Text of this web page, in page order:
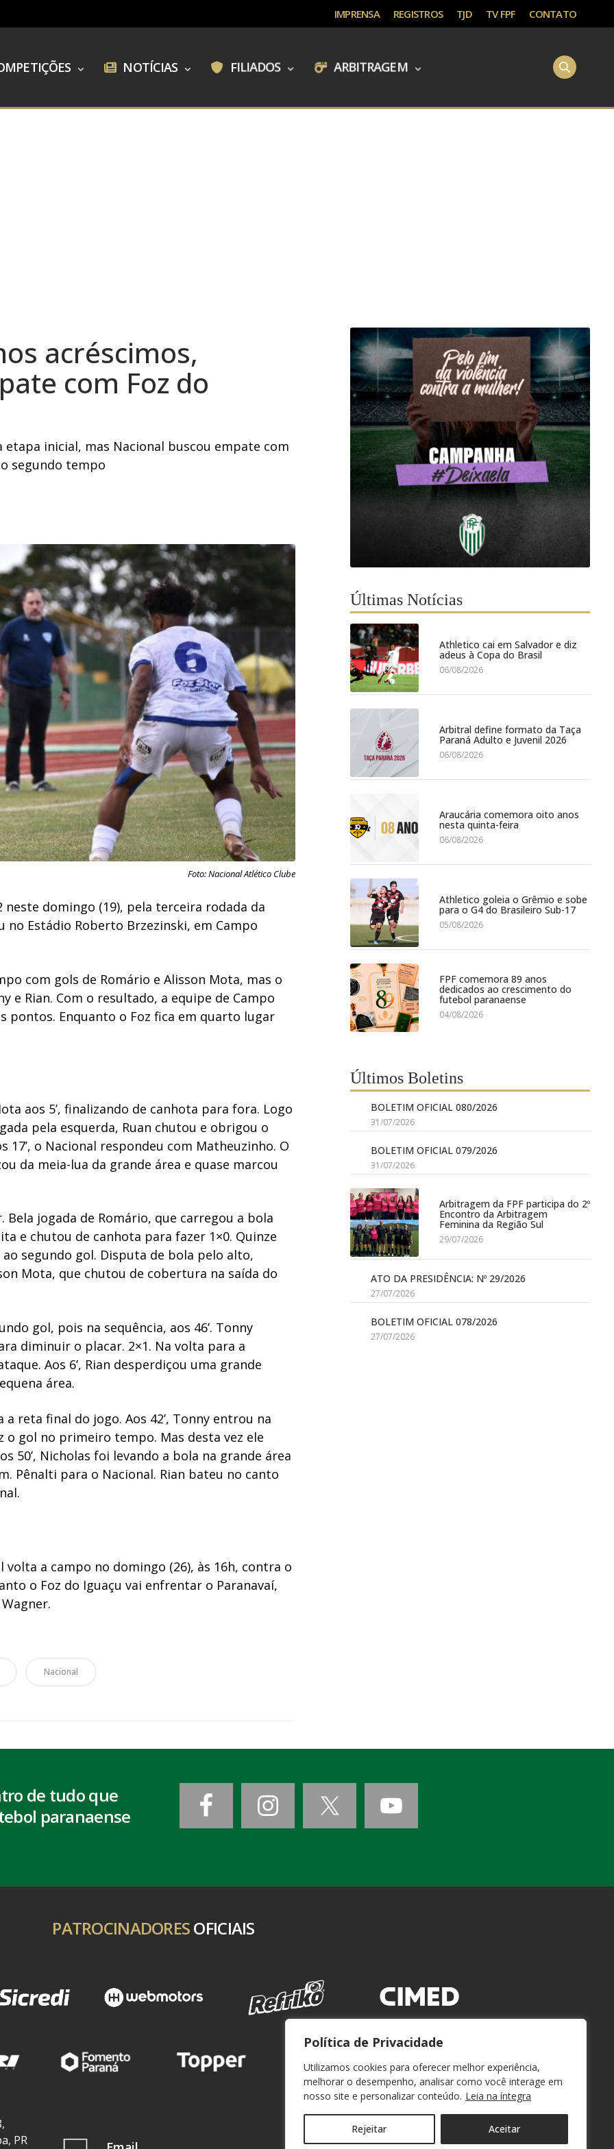
Política de Privacidade
Utilizamos cookies para oferecer melhor experiência,
melhorar o desempenho, analisar como você interage em
nosso site e personalizar conteúdo. Leia na íntegra
Rejeitar Aceitar
IMPRENSA REGISTROS TJD TV FPF CONTATO
NOTÍCIAS FILIADOS ARBITRAGEM
acréscimos,
com Foz do
inicial, mas Nacional buscou empate com
segundo tempo
Foto: Nacional Atlético Clube
domingo (19), pela terceira rodada da
no Estádio Roberto Brzezinski, em Campo
com gols de Romário e Alisson Mota, mas o
e Rian. Com o resultado, a equipe de Campo
pontos. Enquanto o Foz fica em quarto lugar
aos 5’, finalizando de canhota para fora. Logo
pela esquerda, Ruan chutou e obrigou o
o Nacional respondeu com Matheuzinho. O
da meia-lua da grande área e quase marcou
Bela jogada de Romário, que carregou a bola
e chutou de canhota para fazer 1×0. Quinze
segundo gol. Disputa de bola pelo alto,
Mota, que chutou de cobertura na saída do
gol, pois na sequência, aos 46’. Tonny
diminuir o placar. 2×1. Na volta para a
Aos 6’, Rian desperdiçou uma grande
área.
reta final do jogo. Aos 42’, Tonny entrou na
o gol no primeiro tempo. Mas desta vez ele
50’, Nicholas foi levando a bola na grande área
Pênalti para o Nacional. Rian bateu no canto
a campo no domingo (26), às 16h, contra o
o Foz do Iguaçu vai enfrentar o Paranavaí,
Nacional
Últimas Notícias
Athletico cai em Salvador e diz
adeus à Copa do Brasil
06/08/2026
Arbitral define formato da Taça
Paraná Adulto e Juvenil 2026
06/08/2026
Araucária comemora oito anos
nesta quinta-feira
06/08/2026
Athletico goleia o Grêmio e sobe
para o G4 do Brasileiro Sub-17
05/08/2026
FPF comemora 89 anos
dedicados ao crescimento do
futebol paranaense
04/08/2026
Últimos Boletins
BOLETIM OFICIAL 080/2026
31/07/2026
BOLETIM OFICIAL 079/2026
31/07/2026
Arbitragem da FPF participa do 2º
Encontro da Arbitragem
Feminina da Região Sul
29/07/2026
ATO DA PRESIDÊNCIA: Nº 29/2026
27/07/2026
BOLETIM OFICIAL 078/2026
27/07/2026
de tudo que
paranaense
PATROCINADORESOFICIAIS
PR